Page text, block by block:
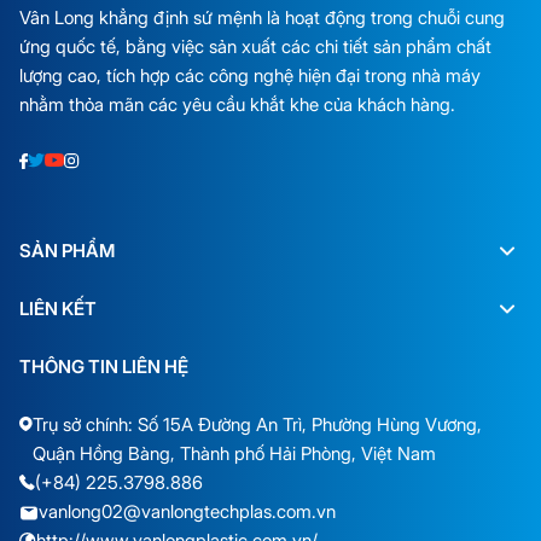
Vân Long khẳng định sứ mệnh là hoạt động trong chuỗi cung
ứng quốc tế, bằng việc sản xuất các chi tiết sản phẩm chất
lượng cao, tích hợp các công nghệ hiện đại trong nhà máy
nhằm thỏa mãn các yêu cầu khắt khe của khách hàng.
SẢN PHẨM
LIÊN KẾT
THÔNG TIN LIÊN HỆ
Trụ sở chính: Số 15A Đường An Trì, Phường Hùng Vương,
Quận Hồng Bàng, Thành phố Hải Phòng, Việt Nam
(+84) 225.3798.886
vanlong02@vanlongtechplas.com.vn